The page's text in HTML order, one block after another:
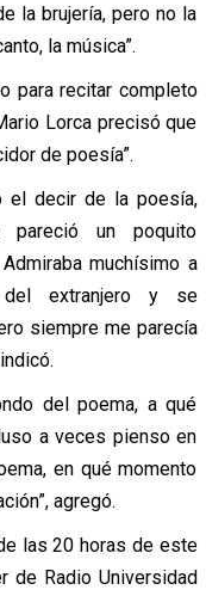
la brujería, pero no la
la música”.
para recitar completo
Lorca precisó que
de poesía”.
el decir de la poesía,
pareció un poquito
muchísimo a
del extranjero y se
siempre me parecía
del poema, a qué
a veces pienso en
en qué momento
agregó.
las 20 horas de este
de Radio Universidad